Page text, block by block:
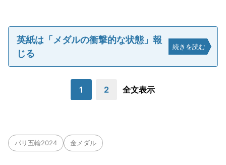
英紙は「メダルの衝撃的な状態」報
じる
続きを読む
1 2 全文表示
パリ五輪2024 金メダル